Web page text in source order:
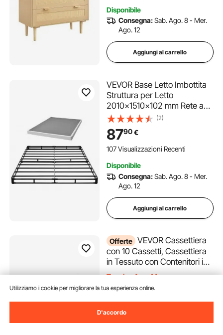
Soggiorno, Corridoio
Disponibile
Consegna:Sab. Ago. 8 - Mer.
Ago. 12
Aggiungi al carrello
VEVOR Base Letto Imbottita
Struttura per Letto
2010x1510x102 mm Rete a
Doghe con Rivestimento in
Tessuto Lavabile Base Queen
Size Capacità di Carico
Massima di 1587,57 kg
(2)
8790€
107 Visualizzazioni Recenti
Disponibile
Consegna:Sab. Ago. 8 - Mer.
Ago. 12
Aggiungi al carrello
Offerte VEVOR Cassettiera
con 10 Cassetti, Cassettiera
in Tessuto con Contenitori in
Tessuto, Cassetti
con Ripiano Portaoggetti
Aperto, Luci a LED e Presa
Integrata, per Armadio, Nero
Termina Ago. 14
9990€
100% Rimasto/i
Disponibile
Utilizziamo i cookie per migliorare la tua esperienza online.
D'accordo